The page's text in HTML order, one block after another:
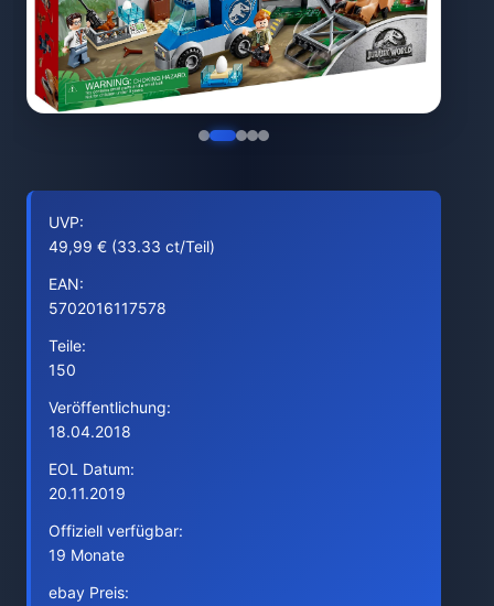
UVP:
49,99 € (33.33 ct/Teil)
EAN:
5702016117578
Teile:
150
Veröffentlichung:
18.04.2018
EOL Datum:
20.11.2019
Offiziell verfügbar:
19 Monate
ebay Preis: